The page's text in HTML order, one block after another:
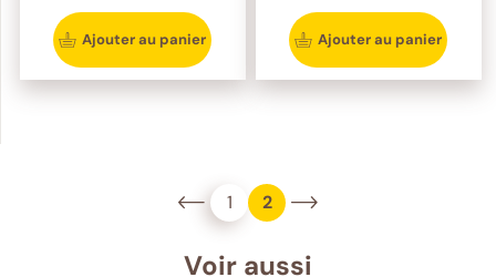
Ajouter au panier Ajouter au panier
1 2
Voir aussi